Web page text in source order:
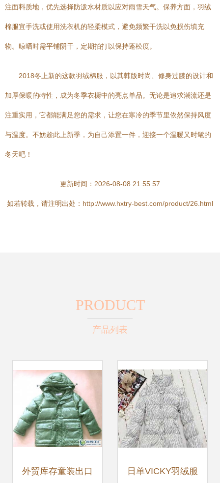
注面料质地，优先选择防泼水材质以应对雨雪天气。保养方面，羽绒
棉服宜手洗或使用洗衣机的轻柔模式，避免频繁干洗以免损伤填充
物。晾晒时需平铺阴干，定期拍打以保持蓬松度。
2018冬上新的这款羽绒棉服，以其韩版时尚、修身过膝的设计和
加厚保暖的特性，成为冬季衣橱中的亮点单品。无论是追求潮流还是
注重实用，它都能满足您的需求，让您在寒冷的季节里依然保持风度
与温度。不妨趁此上新季，为自己添置一件，迎接一个温暖又时髦的
冬天吧！
更新时间：2026-08-08 21:55:57
如若转载，请注明出处：http://www.hxtry-best.com/product/26.html
PRODUCT
产品列表
外贸库存童装出口 日单VICKY羽绒服